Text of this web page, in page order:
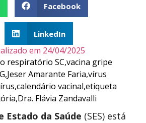
Facebook
LinkedIn
em 24/04/2025
Estado da Saúde (SES) está